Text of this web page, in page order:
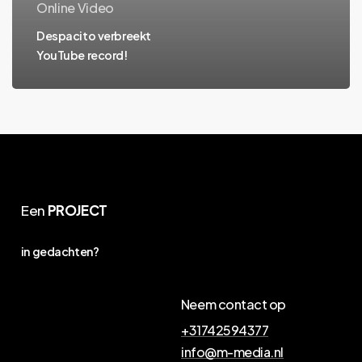
Online Video
Despacito verbreekt
YouTube record!
Een PROJECT
in gedachten?
Neem contact op
+31742594377
info@m-media.nl